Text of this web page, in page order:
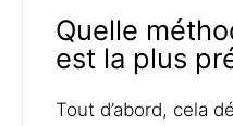
Quelle
est la plus
Tout d’abord, cela